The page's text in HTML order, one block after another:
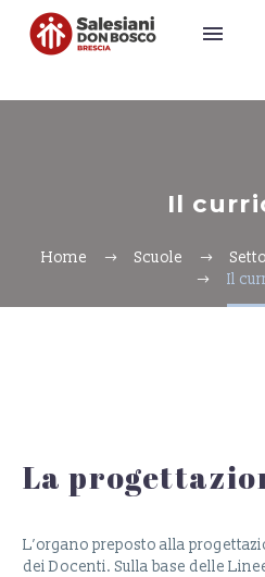
Il
Home Scuole
Il
La
L’organo preposto alla
dei Docenti. Sulla base delle